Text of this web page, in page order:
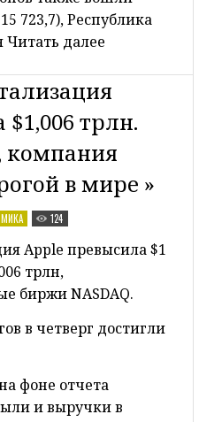
723,7), Республика
Читать далее
$1,006 трлн.
компания
в мире »
124
Apple превысила $1
трлн,
биржи NASDAQ.
в четверг достигли
фоне отчета
и выручки в